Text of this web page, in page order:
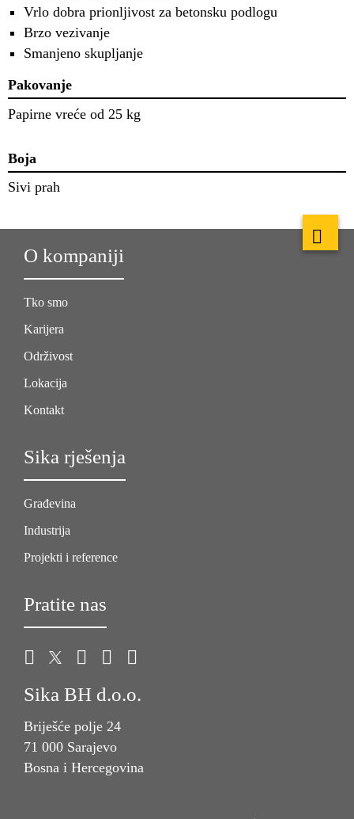
Vrlo dobra prionljivost za betonsku podlogu
Brzo vezivanje
Smanjeno skupljanje
Pakovanje
Papirne vreće od 25 kg
Boja
Sivi prah
O kompaniji
Tko smo
Karijera
Održivost
Lokacija
Kontakt
Sika rješenja
Građevina
Industrija
Projekti i reference
Pratite nas
Sika BH d.o.o.
Briješće polje 24
71 000 Sarajevo
Bosna i Hercegovina